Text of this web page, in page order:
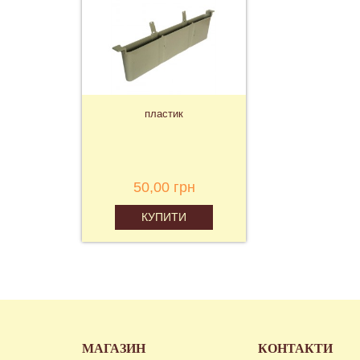
пластик
50,00 грн
КУПИТИ
МАГАЗИН КОНТАКТИ